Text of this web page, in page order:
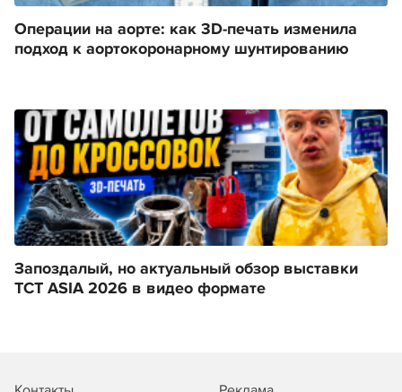
Операции на аорте: как 3D-печать изменила
подход к аортокоронарному шунтированию
Запоздалый, но актуальный обзор выставки
TCT ASIA 2026 в видео формате